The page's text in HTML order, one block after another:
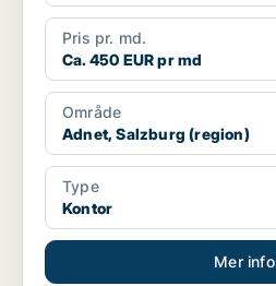
Pris pr. md.
Ca. 450 EUR pr md
Område
Adnet, Salzburg (region)
Type
Kontor
Mer info